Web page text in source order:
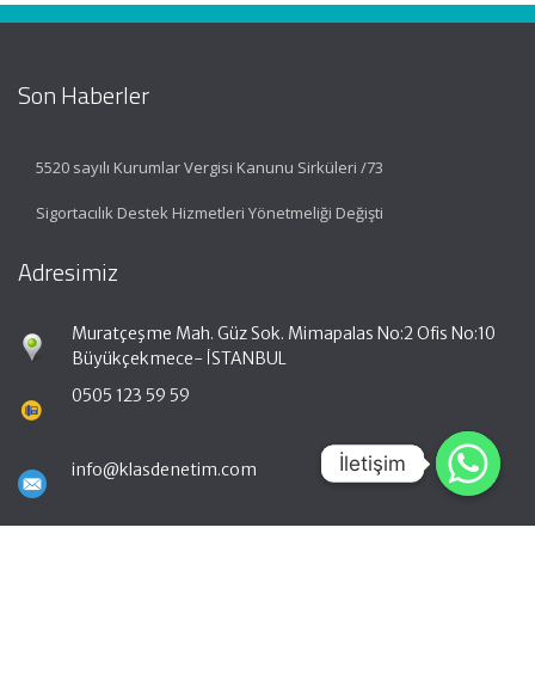
Son Haberler
5520 sayılı Kurumlar Vergisi Kanunu Sirküleri /73
Sigortacılık Destek Hizmetleri Yönetmeliği Değişti
Adresimiz
Muratçeşme Mah. Güz Sok. Mimapalas No:2 Ofis No:10
Büyükçekmece- İSTANBUL
0505 123 59 59
info@klasdenetim.com İletişim
İletişim